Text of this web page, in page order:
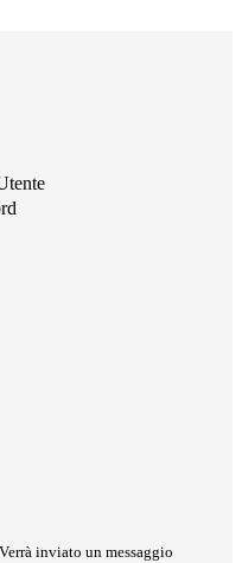
Verrà inviato un messaggio